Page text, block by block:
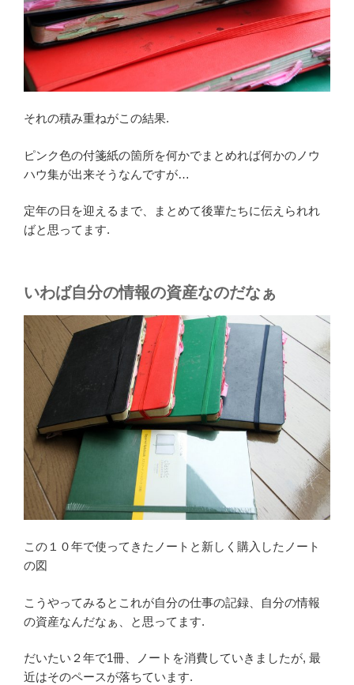
それの積み重ねがこの結果.
ピンク色の付箋紙の箇所を何かでまとめれば何かのノウ
ハウ集が出来そうなんですが…
定年の日を迎えるまで、まとめて後輩たちに伝えられれ
ばと思ってます.
いわば自分の情報の資産なのだなぁ
この１０年で使ってきたノートと新しく購入したノート
の図
こうやってみるとこれが自分の仕事の記録、自分の情報
の資産なんだなぁ、と思ってます.
だいたい２年で1冊、ノートを消費していきましたが, 最
近はそのペースが落ちています.